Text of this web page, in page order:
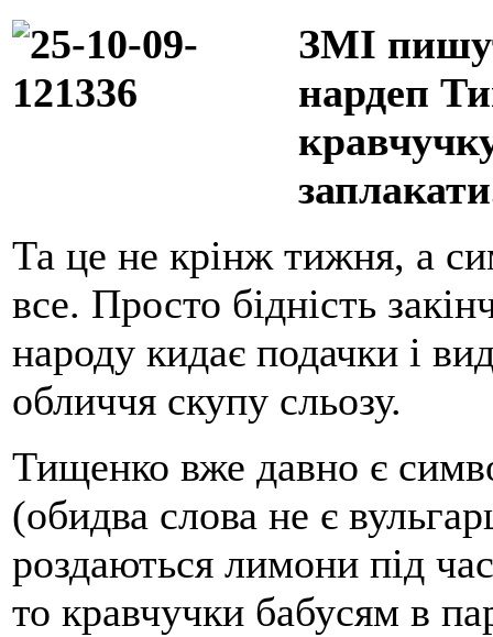
ЗМІ
нардеп
Та це не крінж тижня, а
все. Просто бідність
народу кидає подачки і
обличчя скупу сльозу.
Тищенко вже давно є
(обидва слова не є
роздаються лимони під
то кравчучки бабусям в